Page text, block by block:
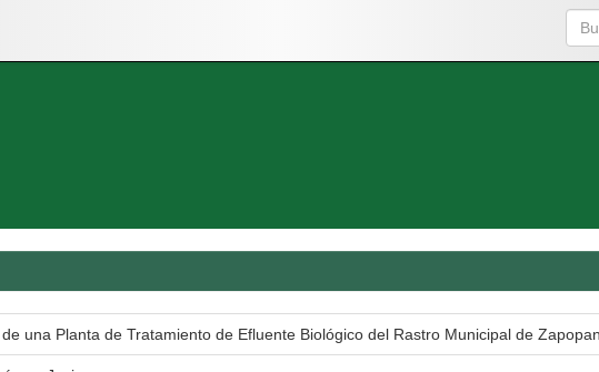
una Planta de Tratamiento de Efluente Biológico del Rastro Municipal de